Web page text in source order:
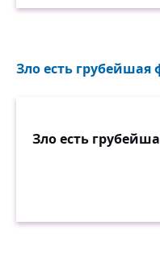
Зло есть грубейшая
Зло есть